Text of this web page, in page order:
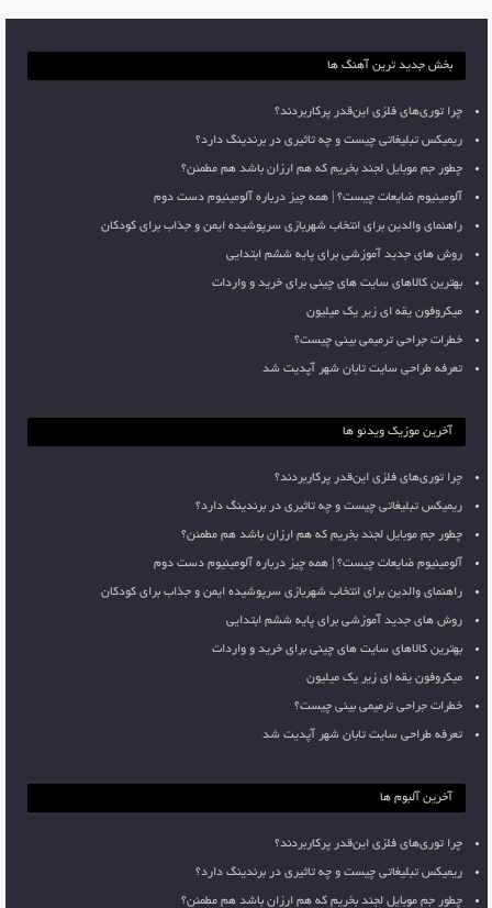
بخش جدید ترین آهنگ ها
چرا توری‌های فلزی این‌قدر پرکاربردند؟
ریمیکس تبلیغاتی چیست و چه تاثیری در برندینگ دارد؟
چطور جم موبایل لجند بخریم که هم ارزان باشد هم مطمئن؟
آلومینیوم ضایعات چیست؟ | همه چیز درباره آلومینیوم دست دوم
راهنمای والدین برای انتخاب شهربازی سرپوشیده ایمن و جذاب برای کودکان
روش های جدید آموزشی برای پایه ششم ابتدایی
بهترین کالاهای سایت های چینی برای خرید و واردات
میکروفون یقه ای زیر یک میلیون
خطرات جراحی ترمیمی بینی چیست؟
تعرفه طراحی سایت تابان شهر آپدیت شد
آخرین موزیک ویدئو ها
چرا توری‌های فلزی این‌قدر پرکاربردند؟
ریمیکس تبلیغاتی چیست و چه تاثیری در برندینگ دارد؟
چطور جم موبایل لجند بخریم که هم ارزان باشد هم مطمئن؟
آلومینیوم ضایعات چیست؟ | همه چیز درباره آلومینیوم دست دوم
راهنمای والدین برای انتخاب شهربازی سرپوشیده ایمن و جذاب برای کودکان
روش های جدید آموزشی برای پایه ششم ابتدایی
بهترین کالاهای سایت های چینی برای خرید و واردات
میکروفون یقه ای زیر یک میلیون
خطرات جراحی ترمیمی بینی چیست؟
تعرفه طراحی سایت تابان شهر آپدیت شد
آخرین آلبوم ها
چرا توری‌های فلزی این‌قدر پرکاربردند؟
ریمیکس تبلیغاتی چیست و چه تاثیری در برندینگ دارد؟
چطور جم موبایل لجند بخریم که هم ارزان باشد هم مطمئن؟